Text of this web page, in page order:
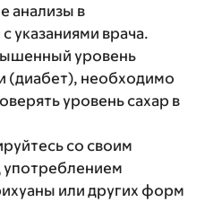
анализы в
указаниями врача.
уровень
(диабет), необходимо
уровень сахар в
со своим
употреблением
или других форм